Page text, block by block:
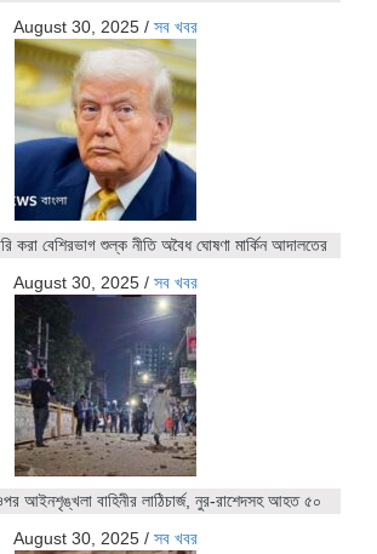
August 30, 2025 / সব খবর
করা বেশিরভাগ শুল্ক নীতি অবৈধ ঘোষণা মার্কিন আদালতের
August 30, 2025 / সব খবর
আইনশৃঙ্খলা বাহিনীর লাঠিচার্জ, নুর-রাশেদসহ আহত ৫০
August 30, 2025 / সব খবর